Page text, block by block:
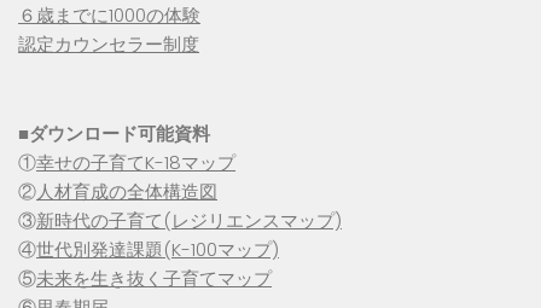
６歳までに1000の体験
認定カウンセラー制度
■ダウンロード可能資料
①幸せの子育てK-18マップ
②人材育成の全体構造図
③新時代の子育て(レジリエンスマップ)
④世代別発達課題(K-100マップ)
⑤未来を生き抜く子育てマップ